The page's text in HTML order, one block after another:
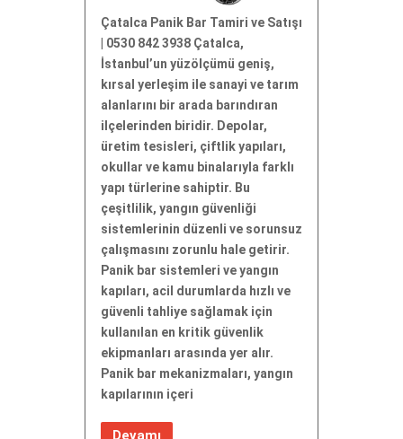
Çatalca Panik Bar Tamiri ve Satışı
| 0530 842 3938 Çatalca,
İstanbul’un yüzölçümü geniş,
kırsal yerleşim ile sanayi ve tarım
alanlarını bir arada barındıran
ilçelerinden biridir. Depolar,
üretim tesisleri, çiftlik yapıları,
okullar ve kamu binalarıyla farklı
yapı türlerine sahiptir. Bu
çeşitlilik, yangın güvenliği
sistemlerinin düzenli ve sorunsuz
çalışmasını zorunlu hale getirir.
Panik bar sistemleri ve yangın
kapıları, acil durumlarda hızlı ve
güvenli tahliye sağlamak için
kullanılan en kritik güvenlik
ekipmanları arasında yer alır.
Panik bar mekanizmaları, yangın
kapılarının içeri